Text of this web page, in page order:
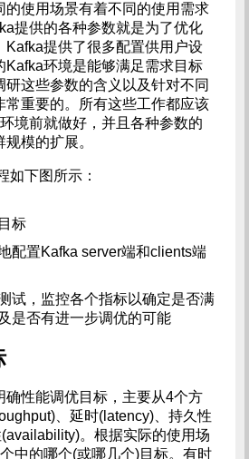
的使用场景有着不同的使用需求
提供的各种参数就是为了优化
Kafka提供了很多配置供用户设
Kafka环境是能够满足需求目标
研这些参数的含义以及针对不同
常重要的。所有这些工作都应该
境前就做好，并且各种参数的
模的扩展。
下图所示：
标
配置Kafka server端和clients端
试，监控各个指标以确定是否满
是否有进一步调优的可能
性能调优目标，主要从4个方
、延时(latency)、持久性
。根据实际的使用场
中的哪个(或哪几个)目标。有时